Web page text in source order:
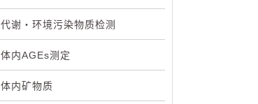
代谢・环境污染物质检测
体内AGEs测定
体内矿物质